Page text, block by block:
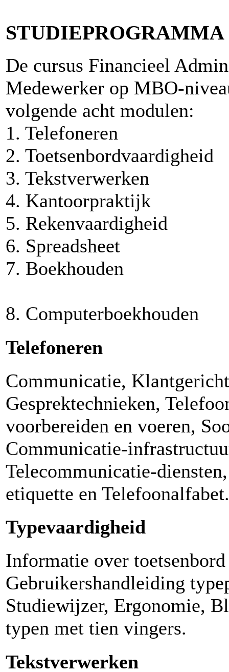
STUDIEPROGRAMMA
De cursus Financieel
Medewerker op MBO-
volgende acht modulen:
1. Telefoneren
2. Toetsenbordvaardigheid
3. Tekstverwerken
4. Kantoorpraktijk
5. Rekenvaardigheid
6. Spreadsheet
7.
8. Computerboekhouden
Telefoneren
Communicatie,
Gesprektechnieken,
voorbereiden en voeren,
Communicatie-
Telecommunicatie-
etiquette en Telefoonalfabet.
Typevaardigheid
Informatie over
Gebruikershandleiding
Studiewijzer, Ergonomie,
typen met tien vingers.
Tekstverwerken